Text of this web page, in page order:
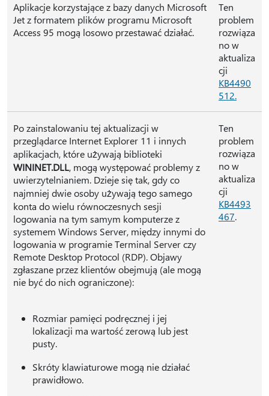
Aplikacje korzystające z bazy danych Microsoft
Jet z formatem plików programu Microsoft
Access 95 mogą losowo przestawać działać.
Ten
problem
rozwiąza
no w
aktualiza
cji
KB4490
512.
Po zainstalowaniu tej aktualizacji w
przeglądarce Internet Explorer 11 i innych
aplikacjach, które używają biblioteki
WININET.DLL, mogą występować problemy z
uwierzytelnianiem. Dzieje się tak, gdy co
najmniej dwie osoby używają tego samego
konta do wielu równoczesnych sesji
logowania na tym samym komputerze z
systemem Windows Server, między innymi do
logowania w programie Terminal Server czy
Remote Desktop Protocol (RDP). Objawy
zgłaszane przez klientów obejmują (ale mogą
nie być do nich ograniczone):
Rozmiar pamięci podręcznej i jej
lokalizacji ma wartość zerową lub jest
pusty.
Skróty klawiaturowe mogą nie działać
prawidłowo.
Ten
problem
rozwiąza
no w
aktualiza
cji
KB4493
467.